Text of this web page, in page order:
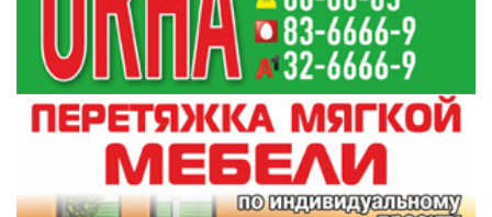
Лента новостей
21:00 «Ивьевский помидор» и «Праздник вокзала».
Главное за 8 августа
Погода в Гродненской области на 9 августа
В Поречье проходит «Праздник вокзала»